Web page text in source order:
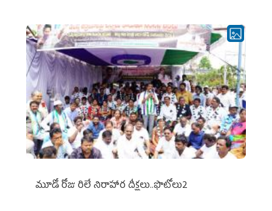
మూడో రోజు రిలే నిరాహార దీక్షలు..ఫొటోలు2